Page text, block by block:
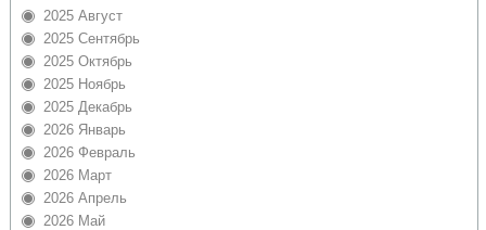
2025 Август
2025 Сентябрь
2025 Октябрь
2025 Ноябрь
2025 Декабрь
2026 Январь
2026 Февраль
2026 Март
2026 Апрель
2026 Май